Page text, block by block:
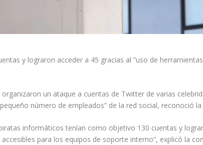
y lograron acceder a 45 gracias al ”uso de
un ataque a cuentas de Twitter de varias
número de empleados” de la red social, reconoció
informáticos tenían como objetivo 130 cuentas y
para los equipos de soporte interno”, explicó la